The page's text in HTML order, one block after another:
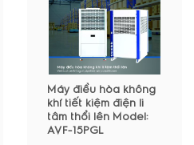
Máy điều hòa không
khí tiết kiệm điện li
tâm thổi lên Model:
AVF-15PGL